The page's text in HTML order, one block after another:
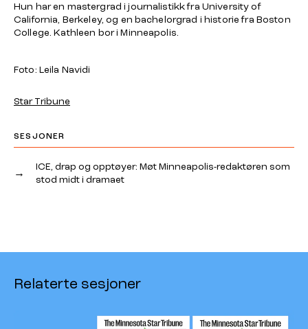
Hun har en mastergrad i journalistikk fra University of
California, Berkeley, og en bachelorgrad i historie fra Boston
College. Kathleen bor i Minneapolis.
Foto: Leila Navidi
Star Tribune
SESJONER
→
ICE, drap og opptøyer: Møt Minneapolis-redaktøren som
stod midt i dramaet
Relaterte sesjoner